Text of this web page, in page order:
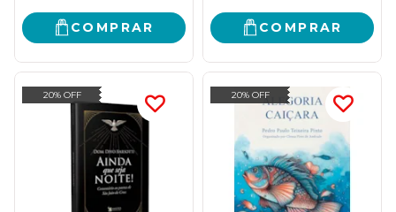
COMPRAR COMPRAR
20% OFF 20% OFF